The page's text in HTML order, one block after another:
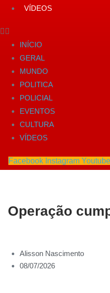
VÍDEOS
INÍCIO
GERAL
MUNDO
POLITICA
POLICIAL
EVENTOS
CULTURA
VÍDEOS
Facebook Instagram Youtube
Operação
Alisson Nascimento
08/07/2026